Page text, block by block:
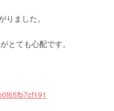
ました。
とても心配です。